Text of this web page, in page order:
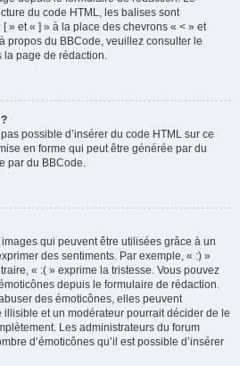
du code HTML, les balises sont
» et « ] » à la place des chevrons « < » et
propos du BBCode, veuillez consulter le
la page de rédaction.
possible d’insérer du code HTML sur ce
en forme qui peut être générée par du
par du BBCode.
qui peuvent être utilisées grâce à un
des sentiments. Par exemple, « :) »
« :( » exprime la tristesse. Vous pouvez
depuis le formulaire de rédaction.
des émoticônes, elles peuvent
et un modérateur pourrait décider de le
Les administrateurs du forum
d’émoticônes qu’il est possible d’insérer